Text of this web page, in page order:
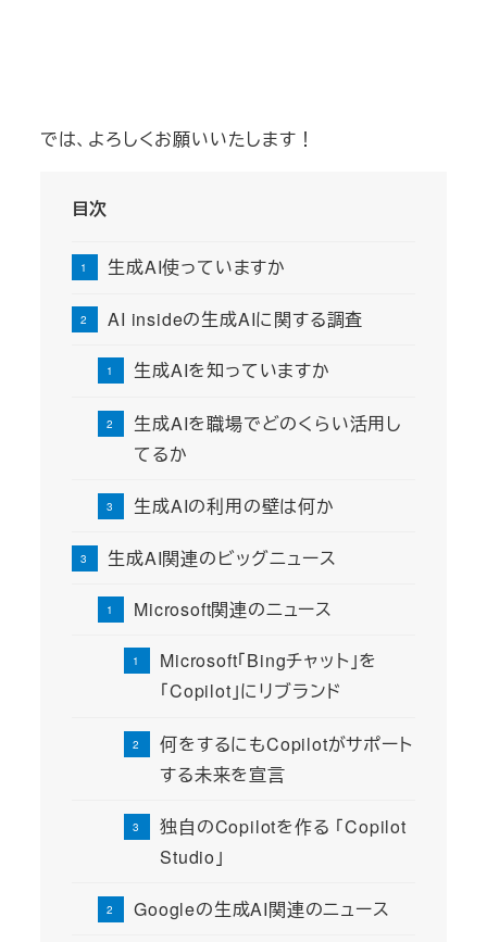
では、よろしくお願いいたします！
目次
生成AI使っていますか
AI insideの生成AIに関する調査
生成AIを知っていますか
生成AIを職場でどのくらい活用し
てるか
生成AIの利用の壁は何か
生成AI関連のビッグニュース
Microsoft関連のニュース
Microsoft「Bingチャット」を
「Copilot」にリブランド
何をするにもCopilotがサポート
する未来を宣言
独自のCopilotを作る 「Copilot
Studio」
Googleの生成AI関連のニュース